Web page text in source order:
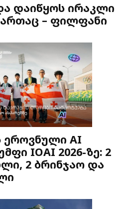
დაიწყოს ირაკლი
– ფილფანი
AI
IOAI 2026-ზე: 2
2 ბრინჯაო და